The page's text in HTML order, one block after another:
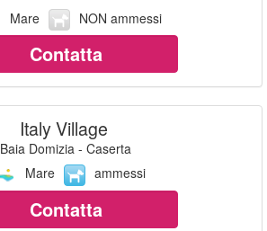
Mare
NON ammessi
Contatta
Italy Village
Baia Domizia - Caserta
Mare
ammessi
Contatta